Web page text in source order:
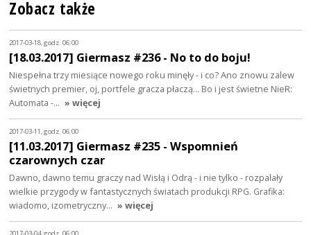
Zobacz także
2017-03-18, godz. 06:00
[18.03.2017] Giermasz #236 - No to do boju!
Niespełna trzy miesiące nowego roku minęły - i co? Ano znowu zalew
świetnych premier, oj, portfele gracza płaczą... Bo i jest świetne NieR:
Automata -… » więcej
2017-03-11, godz. 06:00
[11.03.2017] Giermasz #235 - Wspomnień
czarownych czar
Dawno, dawno temu graczy nad Wisłą i Odrą - i nie tylko - rozpalały
wielkie przygody w fantastycznych światach produkcji RPG. Grafika:
wiadomo, izometryczny… » więcej